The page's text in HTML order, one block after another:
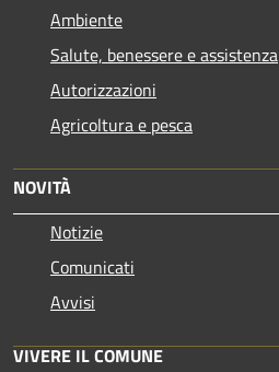
Ambiente
Salute, benessere e assistenza
Autorizzazioni
Agricoltura e pesca
NOVITÀ
Notizie
Comunicati
Avvisi
VIVERE IL COMUNE